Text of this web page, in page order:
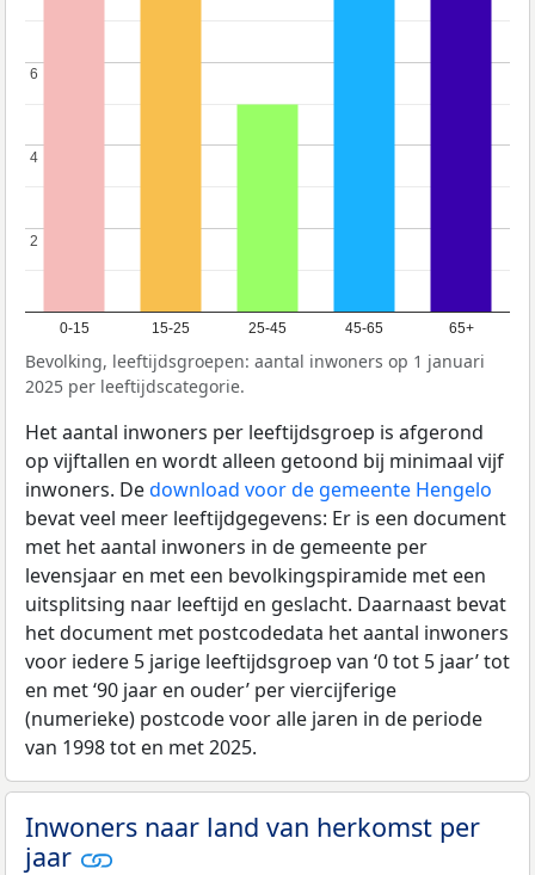
0-15 15-25 25-45 45-65 65+
2
2
4
4
6
6
Bevolking, leeftijdsgroepen: aantal inwoners op 1 januari
2025 per leeftijdscategorie.
Het aantal inwoners per leeftijdsgroep is afgerond
op vijftallen en wordt alleen getoond bij minimaal vijf
inwoners. Dedownload voor de gemeente Hengelo
bevat veel meer leeftijdgegevens: Er is een document
met het aantal inwoners in de gemeente per
levensjaar en met een bevolkingspiramide met een
uitsplitsing naar leeftijd en geslacht. Daarnaast bevat
het document met postcodedata het aantal inwoners
voor iedere 5 jarige leeftijdsgroep van ‘0 tot 5 jaar’ tot
en met ‘90 jaar en ouder’ per viercijferige
(numerieke) postcode voor alle jaren in de periode
van 1998 tot en met 2025.
Inwoners naar land van herkomst per
jaar